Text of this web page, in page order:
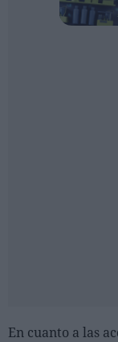
En cuanto a las